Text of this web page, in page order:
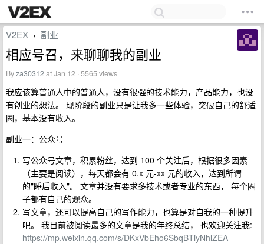
V2EX › 副业
相应号召，来聊聊我的副业
Byza30312at Jan 12 · 5565 views
我应该算普通人中的普通人，没有很强的技术能力，产品能力，也没
有创业的想法。 现阶段的副业只是让我多一些体验，突破自己的舒适
圈，基本没有收入。
副业一：公众号
写公众号文章，积累粉丝，达到 100 个关注后，根据很多因素
（主要是阅读），每天都会有 0.x 元-xx 元的收入，达到所谓
的"睡后收入"。 文章并没有要求多技术或者专业的东西， 每个圈
子都有自己的观众。
写文章，还可以提高自己的写作能力，也算是对自我的一种提升
吧。 我目前被阅读最多的文章是我的年终总结， 也欢迎关注我:
https://mp.weixin.qq.com/s/DKxVbEho6SbqBTiyNhlZEA